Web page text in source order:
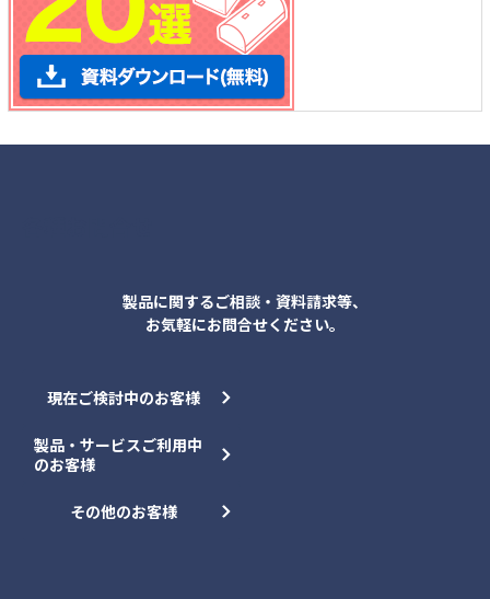
製品に関するご相談・資料請求等、
お気軽にお問合せください。
現在ご検討中のお客様
製品・サービスご利用中
のお客様
その他のお客様